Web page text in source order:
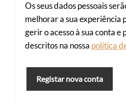
Os seus dados pessoais
melhorar a sua experiência
gerir o acesso à sua conta e
descritos na nossa política
Registar nova conta